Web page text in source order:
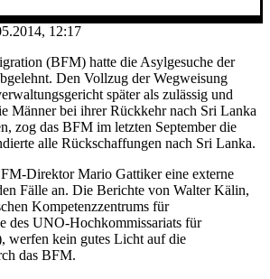
12:17
(BFM) hatte die Asylgesuche der
Den Vollzug der Wegweisung
später als zulässig und
Männer bei ihrer Rückkehr nach Sri Lanka
zog das BFM im letzten September die
alle Rückschaffungen nach Sri Lanka.
Direktor Mario Gattiker eine externe
Fälle an. Die Berichte von Walter Kälin,
Kompetenzzentrums für
des UNO-Hochkommissariats für
werfen kein gutes Licht auf die
das BFM.